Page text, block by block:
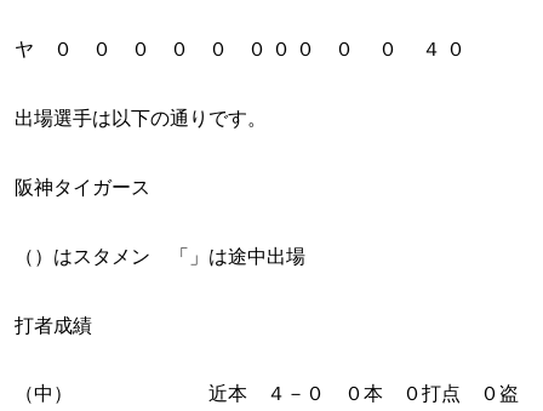
ヤ ０ ０ ０ ０ ０ ０ ０ ０ ０ ０ ４ ０
出場選手は以下の通りです。
阪神タイガース
（）はスタメン 「」は途中出場
打者成績
（中） 近本 ４－０ ０本 ０打点 ０盗